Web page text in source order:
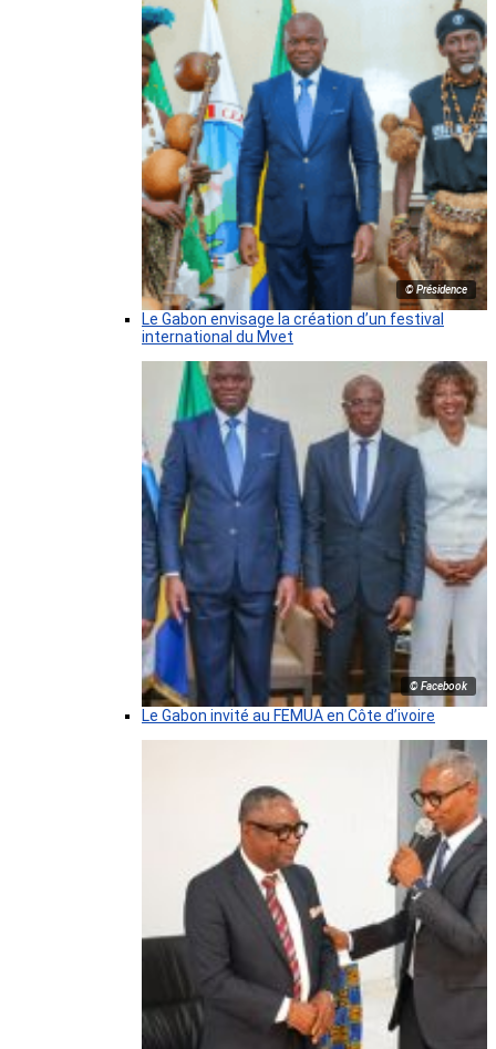
© Présidence
Le Gabon envisage la création d’un festival
international du Mvet
© Facebook
Le Gabon invité au FEMUA en Côte d’ivoire